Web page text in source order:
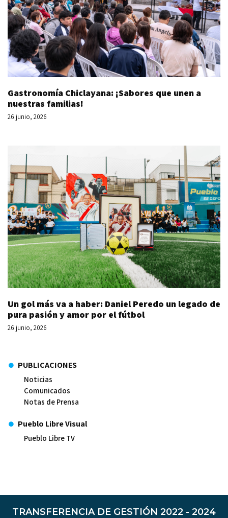
Gastronomía Chiclayana: ¡Sabores que unen a
nuestras familias!
26 junio, 2026
Un gol más va a haber: Daniel Peredo un legado de
pura pasión y amor por el fútbol
26 junio, 2026
PUBLICACIONES
Noticias
Comunicados
Notas de Prensa
Pueblo Libre Visual
Pueblo Libre TV
TRANSFERENCIA DE GESTIÓN 2022 - 2024